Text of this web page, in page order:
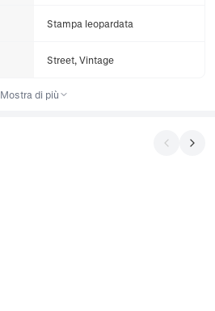
Stampa leopardata
Street, Vintage
Mostra di più